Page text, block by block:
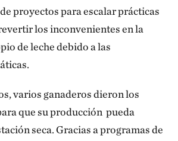
proyectos para escalar prácticas
los inconvenientes en la
de leche debido a las
varios ganaderos dieron los
que su producción pueda
seca. Gracias a programas de